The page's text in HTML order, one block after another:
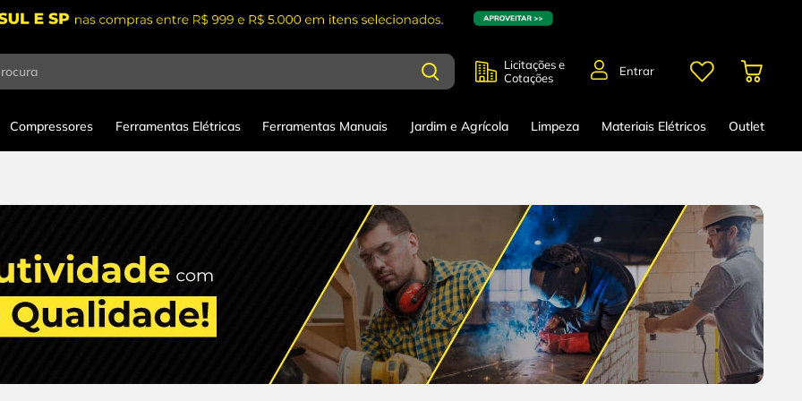
Licitações e
Cotações
Entrar
Compressores Ferramentas Elétricas Ferramentas Manuais Jardim e Agrícola Limpeza Materiais Elétricos Outlet